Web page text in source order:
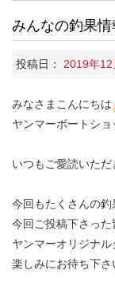
みんなの釣果
投稿日： 2019年12
みなさまこんにちは
ヤンマーボートショ
いつもご愛読いた
今回もたくさんの
今回ご投稿下さった
ヤンマーオリジナ
楽しみにお待ち下さ